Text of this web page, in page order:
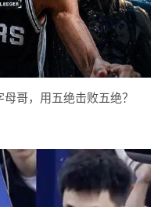
哥，用五绝击败五绝？